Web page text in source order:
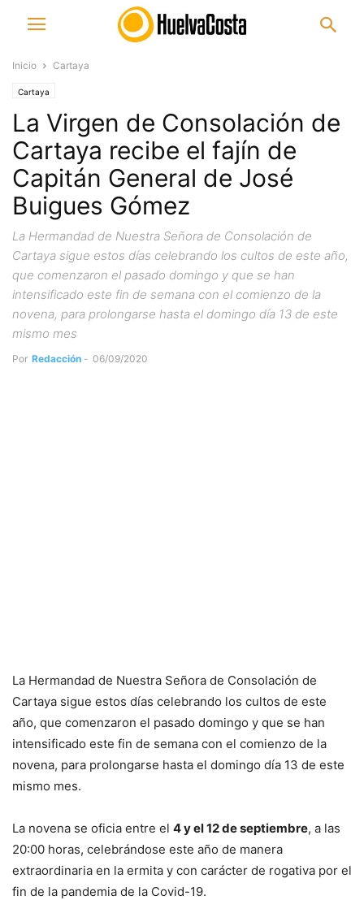
Inicio Cartaya
Cartaya
La Virgen de Consolación de
Cartaya recibe el fajín de
Capitán General de José
Buigues Gómez
La Hermandad de Nuestra Señora de Consolación de
Cartaya sigue estos días celebrando los cultos de este año,
que comenzaron el pasado domingo y que se han
intensificado este fin de semana con el comienzo de la
novena, para prolongarse hasta el domingo día 13 de este
mismo mes
Por Redacción - 06/09/2020
La Hermandad de Nuestra Señora de Consolación de
Cartaya sigue estos días celebrando los cultos de este
año, que comenzaron el pasado domingo y que se han
intensificado este fin de semana con el comienzo de la
novena, para prolongarse hasta el domingo día 13 de este
mismo mes.
La novena se oficia entre el 4 y el 12 de septiembre, a las
20:00 horas, celebrándose este año de manera
extraordinaria en la ermita y con carácter de rogativa por el
fin de la pandemia de la Covid-19.